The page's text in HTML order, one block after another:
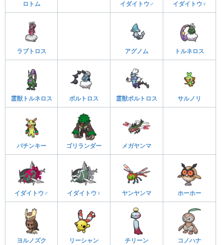
ロトム イダイトウ♂ イダイトウ♀
ラブトロス アグノム トルネロス
霊獣トルネロス ボルトロス 霊獣ボルトロス サルノリ
バチンキー ゴリランダー メガヤンマ
イダイトウ♂ イダイトウ♀ ヤンヤンマ ホーホー
ヨルノズク リーシャン チリーン コノハナ